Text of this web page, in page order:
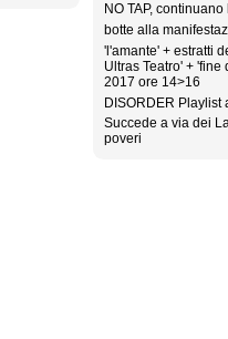
NO TAP,
botte alla
'l'amante' + estratti
Ultras Teatro' +
2017 ore 14>16
DISORDER Playlist
Succede a via dei
poveri